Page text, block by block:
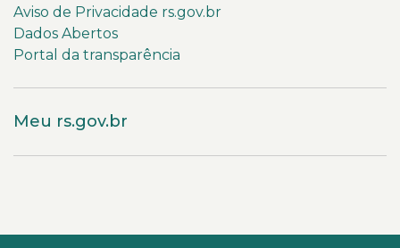
Aviso de Privacidade rs.gov.br
Dados Abertos
Portal da transparência
Meu rs.gov.br